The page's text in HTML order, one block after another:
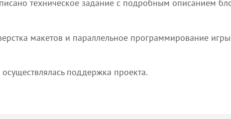
техническое задание с подробным описанием
макетов и параллельное программирование
поддержка проекта.